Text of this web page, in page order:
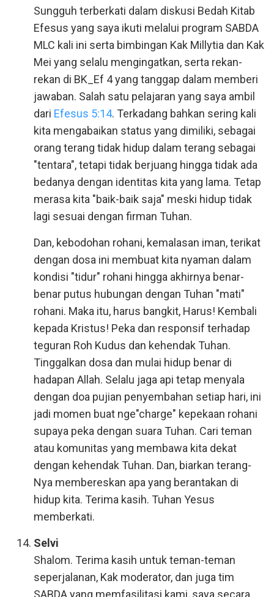
Sungguh terberkati dalam diskusi Bedah Kitab
Efesus yang saya ikuti melalui program SABDA
MLC kali ini serta bimbingan Kak Millytia dan Kak
Mei yang selalu mengingatkan, serta rekan-
rekan di BK_Ef 4 yang tanggap dalam memberi
jawaban. Salah satu pelajaran yang saya ambil
dari Efesus 5:14. Terkadang bahkan sering kali
kita mengabaikan status yang dimiliki, sebagai
orang terang tidak hidup dalam terang sebagai
"tentara", tetapi tidak berjuang hingga tidak ada
bedanya dengan identitas kita yang lama. Tetap
merasa kita "baik-baik saja" meski hidup tidak
lagi sesuai dengan firman Tuhan.
Dan, kebodohan rohani, kemalasan iman, terikat
dengan dosa ini membuat kita nyaman dalam
kondisi "tidur" rohani hingga akhirnya benar-
benar putus hubungan dengan Tuhan "mati"
rohani. Maka itu, harus bangkit, Harus! Kembali
kepada Kristus! Peka dan responsif terhadap
teguran Roh Kudus dan kehendak Tuhan.
Tinggalkan dosa dan mulai hidup benar di
hadapan Allah. Selalu jaga api tetap menyala
dengan doa pujian penyembahan setiap hari, ini
jadi momen buat nge"charge" kepekaan rohani
supaya peka dengan suara Tuhan. Cari teman
atau komunitas yang membawa kita dekat
dengan kehendak Tuhan. Dan, biarkan terang-
Nya membereskan apa yang berantakan di
hidup kita. Terima kasih. Tuhan Yesus
memberkati.
Selvi
Shalom. Terima kasih untuk teman-teman
seperjalanan, Kak moderator, dan juga tim
SABDA yang memfasilitasi kami, saya secara